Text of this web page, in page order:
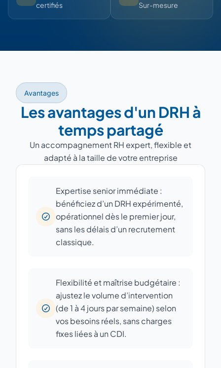
certifiés Sur-mesure
Avantages
Les avantages d'un DRH à
temps partagé
Un accompagnement RH expert, flexible et
adapté à la taille de votre entreprise
Expertise senior immédiate :
bénéficiez d’un DRH expérimenté,
opérationnel dès le premier jour,
sans les délais d’un recrutement
classique.
Flexibilité et maîtrise budgétaire :
ajustez le volume d’intervention
(de 1 à 4 jours par semaine) selon
vos besoins réels, sans charges
fixes liées à un CDI.